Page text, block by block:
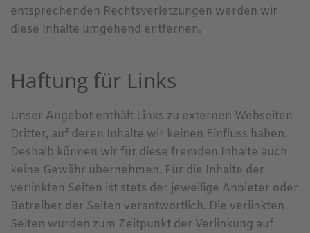
entsprechenden Rechtsverletzungen werden wir
diese Inhalte umgehend entfernen.
Haftung für Links
Unser Angebot enthält Links zu externen Webseiten
Dritter, auf deren Inhalte wir keinen Einfluss haben.
Deshalb können wir für diese fremden Inhalte auch
keine Gewähr übernehmen. Für die Inhalte der
verlinkten Seiten ist stets der jeweilige Anbieter oder
Betreiber der Seiten verantwortlich. Die verlinkten
Seiten wurden zum Zeitpunkt der Verlinkung auf